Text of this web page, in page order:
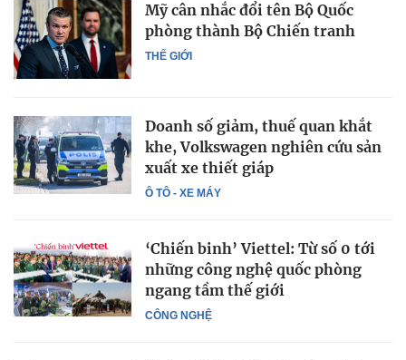
THẾ GIỚI
Mỹ cân nhắc đổi tên Bộ Quốc
phòng thành Bộ Chiến tranh
Ô TÔ - XE MÁY
Doanh số giảm, thuế quan khắt
khe, Volkswagen nghiên cứu sản
xuất xe thiết giáp
CÔNG NGHỆ
‘Chiến binh’ Viettel: Từ số 0 tới
những công nghệ quốc phòng
ngang tầm thế giới